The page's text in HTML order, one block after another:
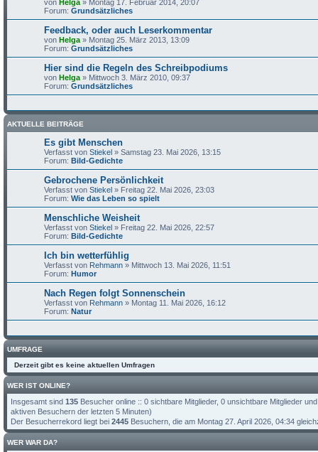
von Helga » Montag 17. Februar 2014, 20:07
Forum: Grundsätzliches
Feedback, oder auch Leserkommentar
von Helga » Montag 25. März 2013, 13:09
Forum: Grundsätzliches
Hier sind die Regeln des Schreibpodiums
von Helga » Mittwoch 3. März 2010, 09:37
Forum: Grundsätzliches
AKTUELLE BEITRÄGE
Es gibt Menschen
Verfasst von Stiekel » Samstag 23. Mai 2026, 13:15
Forum: Bild-Gedichte
Gebrochene Persönlichkeit
Verfasst von Stiekel » Freitag 22. Mai 2026, 23:03
Forum: Wie das Leben so spielt
Menschliche Weisheit
Verfasst von Stiekel » Freitag 22. Mai 2026, 22:57
Forum: Bild-Gedichte
Ich bin wetterfühlig
Verfasst von Rehmann » Mittwoch 13. Mai 2026, 11:51
Forum: Humor
Nach Regen folgt Sonnenschein
Verfasst von Rehmann » Montag 11. Mai 2026, 16:12
Forum: Natur
UMFRAGE
Derzeit gibt es keine aktuellen Umfragen
WER IST ONLINE?
Insgesamt sind 135 Besucher online :: 0 sichtbare Mitglieder, 0 unsichtbare Mitglieder
aktiven Besuchern der letzten 5 Minuten)
Der Besucherrekord liegt bei 2445 Besuchern, die am Montag 27. April 2026, 04:34
WER WAR DA?